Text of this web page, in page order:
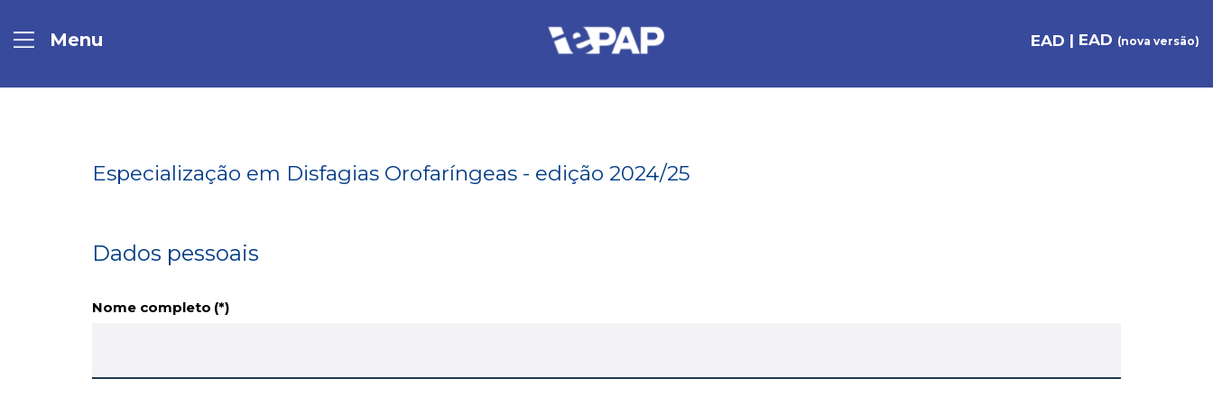
EAD | EAD (nova versão)
Especialização em Disfagias Orofaríngeas - edição 2024/25
Dados pessoais
Nome completo (*)